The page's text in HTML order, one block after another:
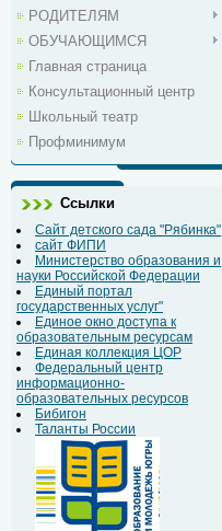
РОДИТЕЛЯМ
ОБУЧАЮЩИМСЯ
Главная страница
Консультационный центр
Школьный театр
Профминимум
Ссылки
Сайт детского сада "Рябинка"
сайт ФИПИ
Министерство образования и
науки Российской Федерации
Единый портал
государственных услуг"
Единое окно доступа к
образовательным ресурсам
Единая коллекция ЦОР
Федеральный центр
информационно-
образовательных ресурсов
Бибигон
Таланты России